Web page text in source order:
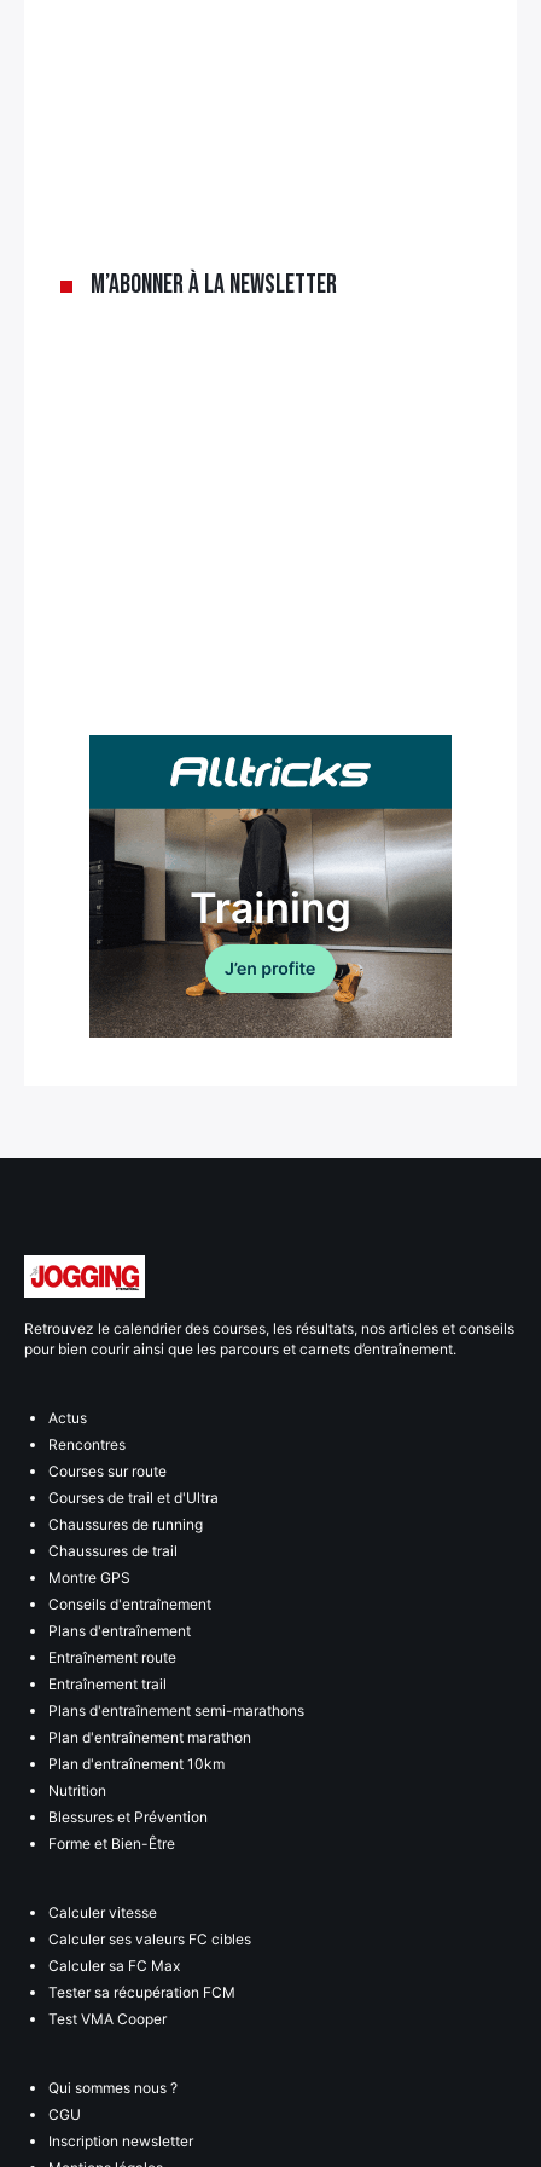
M’abonner à la newsletter
Retrouvez le calendrier des courses, les résultats, nos articles et conseils
pour bien courir ainsi que les parcours et carnets d’entraînement.
Actus
Rencontres
Courses sur route
Courses de trail et d'Ultra
Chaussures de running
Chaussures de trail
Montre GPS
Conseils d'entraînement
Plans d'entraînement
Entraînement route
Entraînement trail
Plans d'entraînement semi-marathons
Plan d'entraînement marathon
Plan d'entraînement 10km
Nutrition
Blessures et Prévention
Forme et Bien-Être
Calculer vitesse
Calculer ses valeurs FC cibles
Calculer sa FC Max
Tester sa récupération FCM
Test VMA Cooper
Qui sommes nous ?
CGU
Inscription newsletter